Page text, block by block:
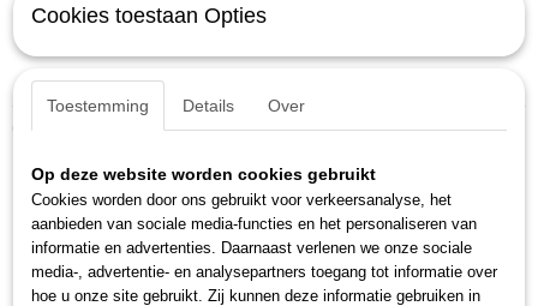
kophoogte (a a1 b h l2 t): 7,5 mm
lengte (l l1): 180 mm
Ook interessant
Cookies toestaan Opties
Toestemming Details Over
Op deze website worden cookies gebruikt
Cookies worden door ons gebruikt voor verkeersanalyse, het
aanbieden van sociale media-functies en het personaliseren van
informatie en advertenties. Daarnaast verlenen we onze sociale
media-, advertentie- en analysepartners toegang tot informatie over
hoe u onze site gebruikt. Zij kunnen deze informatie gebruiken in